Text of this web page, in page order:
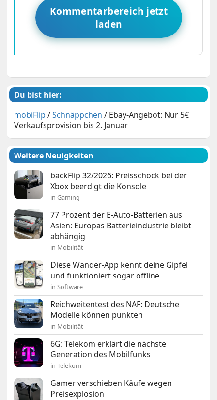
Kommentarbereich jetzt
laden
Du bist hier:
mobiFlip /Schnäppchen / Ebay-Angebot: Nur 5€
Verkaufsprovision bis 2. Januar
Weitere Neuigkeiten
backFlip 32/2026: Preisschock bei der
Xbox beerdigt die Konsole
in Gaming
77 Prozent der E-Auto-Batterien aus
Asien: Europas Batterieindustrie bleibt
abhängig
in Mobilität
Diese Wander-App kennt deine Gipfel
und funktioniert sogar offline
in Software
Reichweitentest des NAF: Deutsche
Modelle können punkten
in Mobilität
6G: Telekom erklärt die nächste
Generation des Mobilfunks
in Telekom
Gamer verschieben Käufe wegen
Preisexplosion